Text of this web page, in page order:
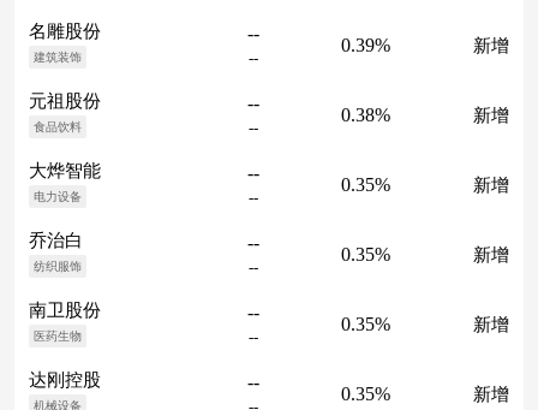
名雕股份
建筑装饰
--
--
0.39% 新增
元祖股份
食品饮料
--
--
0.38% 新增
大烨智能
电力设备
--
--
0.35% 新增
乔治白
纺织服饰
--
--
0.35% 新增
南卫股份
医药生物
--
--
0.35% 新增
达刚控股
机械设备
--
0.35% 新增